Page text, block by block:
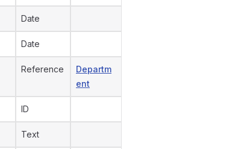
Date
Date
Reference
Departm
ent
ID
Text